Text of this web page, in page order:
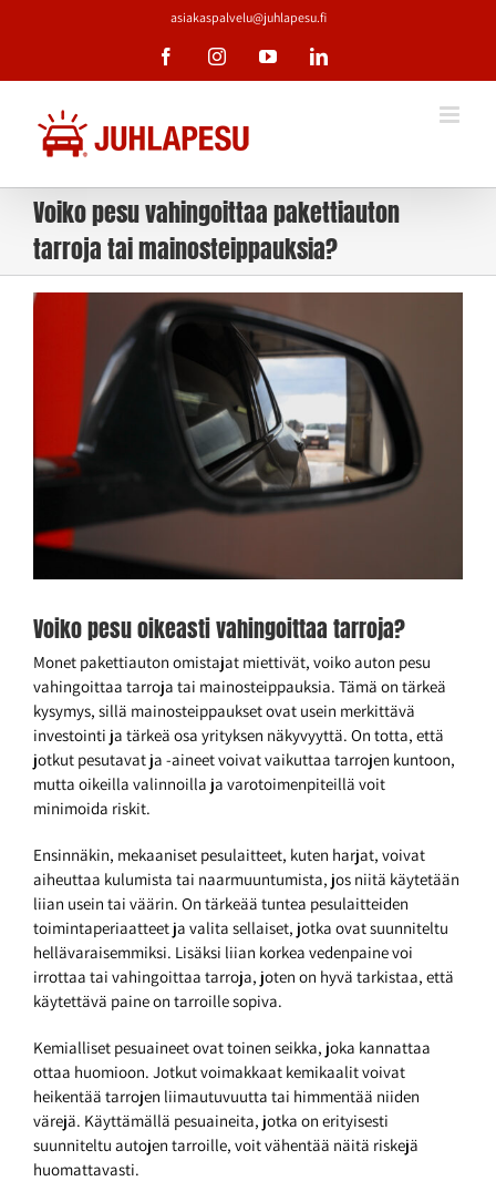
asiakaspalvelu@juhlapesu.fi
FacebookInstagramYouTubeLinkedIn
Voiko pesu vahingoittaa pakettiauton
tarroja tai mainosteippauksia?
Katso
Voiko pesu oikeasti vahingoittaa tarroja?
Monet pakettiauton omistajat miettivät, voiko auton pesu
vahingoittaa tarroja tai mainosteippauksia. Tämä on tärkeä
kysymys, sillä mainosteippaukset ovat usein merkittävä
investointi ja tärkeä osa yrityksen näkyvyyttä. On totta, että
jotkut pesutavat ja -aineet voivat vaikuttaa tarrojen kuntoon,
mutta oikeilla valinnoilla ja varotoimenpiteillä voit
minimoida riskit.
Ensinnäkin, mekaaniset pesulaitteet, kuten harjat, voivat
aiheuttaa kulumista tai naarmuuntumista, jos niitä käytetään
liian usein tai väärin. On tärkeää tuntea pesulaitteiden
toimintaperiaatteet ja valita sellaiset, jotka ovat suunniteltu
hellävaraisemmiksi. Lisäksi liian korkea vedenpaine voi
irrottaa tai vahingoittaa tarroja, joten on hyvä tarkistaa, että
käytettävä paine on tarroille sopiva.
Kemialliset pesuaineet ovat toinen seikka, joka kannattaa
ottaa huomioon. Jotkut voimakkaat kemikaalit voivat
heikentää tarrojen liimautuvuutta tai himmentää niiden
värejä. Käyttämällä pesuaineita, jotka on erityisesti
suunniteltu autojen tarroille, voit vähentää näitä riskejä
huomattavasti.